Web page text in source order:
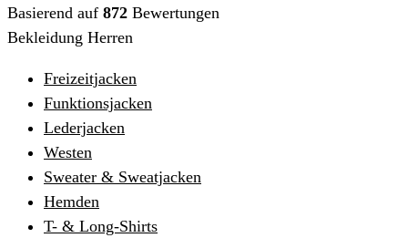
Basierend auf 872 Bewertungen
Bekleidung Herren
Freizeitjacken
Funktionsjacken
Lederjacken
Westen
Sweater & Sweatjacken
Hemden
T- & Long-Shirts